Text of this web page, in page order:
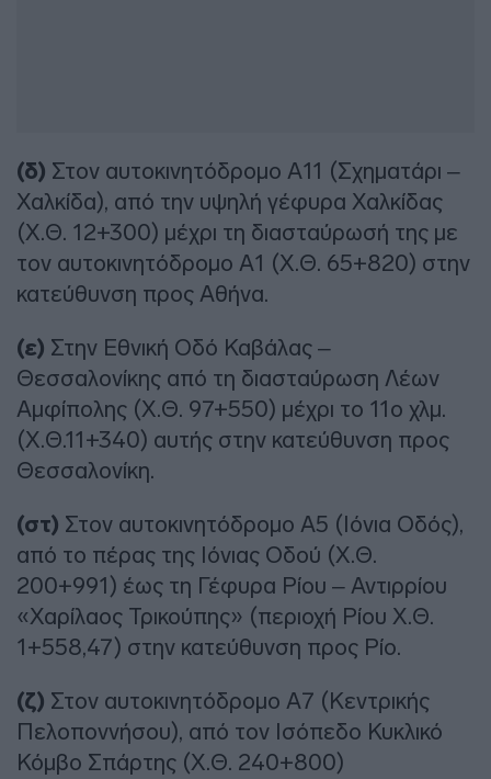
(δ) Στον αυτοκινητόδρομο Α11 (Σχηματάρι –
Χαλκίδα), από την υψηλή γέφυρα Χαλκίδας
(Χ.Θ. 12+300) μέχρι τη διασταύρωσή της με
τον αυτοκινητόδρομο Α1 (Χ.Θ. 65+820) στην
κατεύθυνση προς Αθήνα.
(ε) Στην Εθνική Οδό Καβάλας –
Θεσσαλονίκης από τη διασταύρωση Λέων
Αμφίπολης (Χ.Θ. 97+550) μέχρι το 11ο χλμ.
(Χ.Θ.11+340) αυτής στην κατεύθυνση προς
Θεσσαλονίκη.
(στ) Στον αυτοκινητόδρομο Α5 (Ιόνια Οδός),
από το πέρας της Ιόνιας Οδού (Χ.Θ.
200+991) έως τη Γέφυρα Ρίου – Αντιρρίου
«Χαρίλαος Τρικούπης» (περιοχή Ρίου Χ.Θ.
1+558,47) στην κατεύθυνση προς Ρίο.
(ζ) Στον αυτοκινητόδρομο Α7 (Κεντρικής
Πελοποννήσου), από τον Ισόπεδο Κυκλικό
Κόμβο Σπάρτης (Χ.Θ. 240+800)